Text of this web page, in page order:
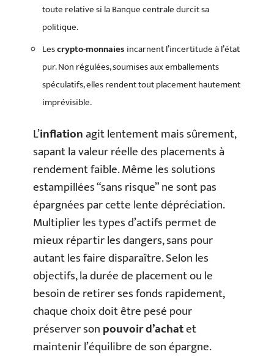
toute relative si la Banque centrale durcit sa
politique.
Lescrypto-monnaies incarnent l’incertitude à l’état
pur. Non régulées, soumises aux emballements
spéculatifs, elles rendent tout placement hautement
imprévisible.
L’inflationagit lentement mais sûrement,
sapant la valeur réelle des placements à
rendement faible. Même les solutions
estampillées “sans risque” ne sont pas
épargnées par cette lente dépréciation.
Multiplier les types d’actifs permet de
mieux répartir les dangers, sans pour
autant les faire disparaître. Selon les
objectifs, la durée de placement ou le
besoin de retirer ses fonds rapidement,
chaque choix doit être pesé pour
préserver sonpouvoir d’achatet
maintenir l’équilibre de son épargne.